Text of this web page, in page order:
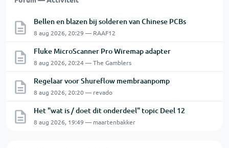
Bellen en blazen bij solderen van Chinese PCBs
8 aug 2026, 20:29 — RAAF12
Fluke MicroScanner Pro Wiremap adapter
8 aug 2026, 20:24 — The Gamblers
Regelaar voor Shureflow membraanpomp
8 aug 2026, 20:20 — revado
Het "wat is / doet dit onderdeel" topic Deel 12
8 aug 2026, 19:49 — maartenbakker